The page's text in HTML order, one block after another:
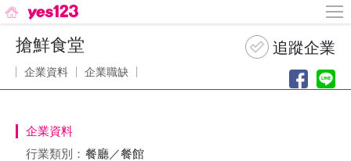
搶鮮食堂
企業資料 企業職缺
企業資料
行業類別： 餐廳／餐館